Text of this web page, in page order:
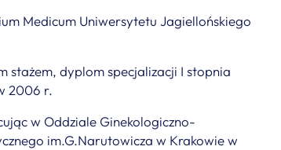
Medicum Uniwersytetu Jagiellońskiego
stażem, dyplom specjalizacji I stopnia
2006 r.
w Oddziale Ginekologiczno-
im.G.Narutowicza w Krakowie w